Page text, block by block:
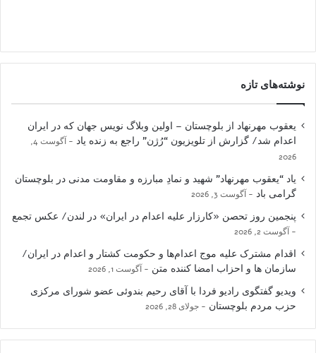
نوشته‌های تازه
یعقوب مهرنهاد از بلوچستان – اولین وبلاگ نویس جهان که در ایران
اعدام شد/ گزارش از تلویزیون “رُژن” راجع به زنده یاد
آگوست 4,
2026
یاد “یعقوب مهرنهاد” شهید و نمادِ مبارزه و مقاومت مدنی در بلوچستان
گرامی باد
آگوست 3, 2026
پنجمین روز تحصن «کارزار علیه اعدام در ایران» در لندن/ عکس تجمع
آگوست 2, 2026
اقدام مشترک علیه موج اعدام‌ها و حکومت کشتار و اعدام در ایران/
سازمان ها و احزاب امضا کننده متن
آگوست 1, 2026
ویدیو گفتگوی رادیو فردا با آقای رحیم بندوئی عضو شورای مرکزی
حزب مردم بلوچستان
جولای 28, 2026